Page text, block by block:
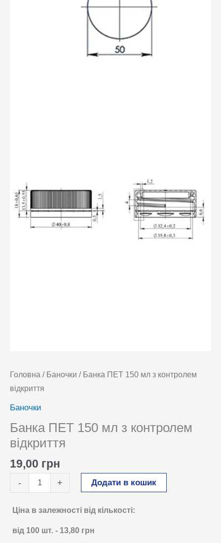
Головна / Баночки / Банка ПЕТ 150 мл з контролем
відкриття
Баночки
Банка ПЕТ 150 мл з контролем
відкриття
19,00 грн
-
ПЕТ
150
з
+ Додати в кошик
Ціна в залежності від кількості:
від 100 шт. - 13,80 грн